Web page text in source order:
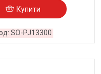
Купити
SO-PJ13300